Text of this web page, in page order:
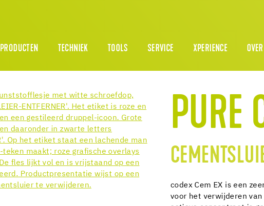
PRODUCTEN TECHNIEK TOOLS SERVICE XPERIENCE
PURE
codex Cem EX is een
voor het verwijderen